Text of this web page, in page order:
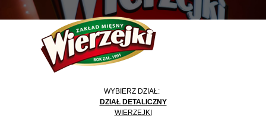
WYBIERZ DZIAŁ:
DZIAŁ DETALICZNY
WIERZEJKI